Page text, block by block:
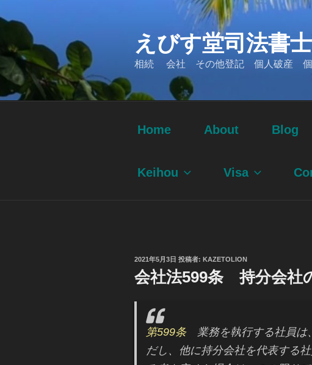
ン
ン
へ
ス
えびす堂司法書
相続 会社 その他登記 個人破産 個
Home About Blog
Keihou Visa
投
日:
2021年5月3日 投稿者: KAZETOLION
会社法599条 持分会社
第599条業務を執行する社員は
だし、他に持分会社を代表する